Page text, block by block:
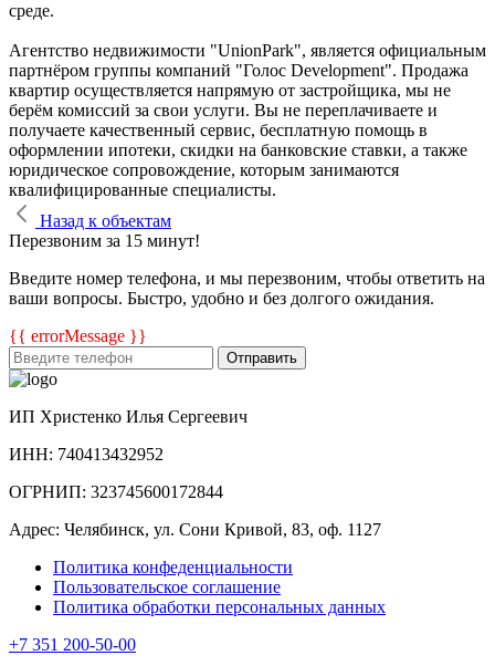
среде.
Агентство недвижимости "UnionPark", является официальным
партнёром группы компаний "Голос Development". Продажа
квартир осуществляется напрямую от застройщика, мы не
берём комиссий за свои услуги. Вы не переплачиваете и
получаете качественный сервис, бесплатную помощь в
оформлении ипотеки, скидки на банковские ставки, а также
юридическое сопровождение, которым занимаются
квалифицированные специалисты.
Назад к объектам
Перезвоним за 15 минут!
Введите номер телефона, и мы перезвоним, чтобы ответить на
ваши вопросы. Быстро, удобно и без долгого ожидания.
{{ errorMessage }}
Отправить
ИП Христенко Илья Сергеевич
ИНН: 740413432952
ОГРНИП: 323745600172844
Адрес: Челябинск, ул. Сони Кривой, 83, оф. 1127
Политика конфеденциальности
Пользовательское соглашение
Политика обработки персональных данных
+7 351 200-50-00